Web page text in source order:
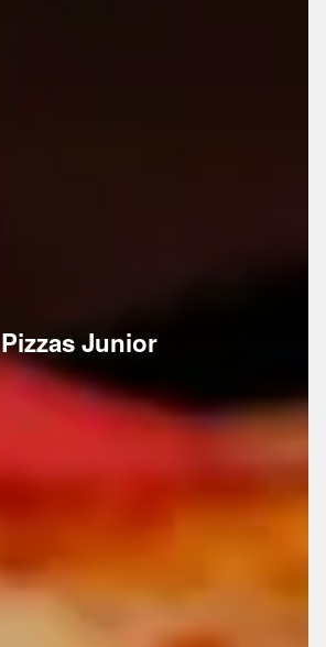
Pizzas Junior